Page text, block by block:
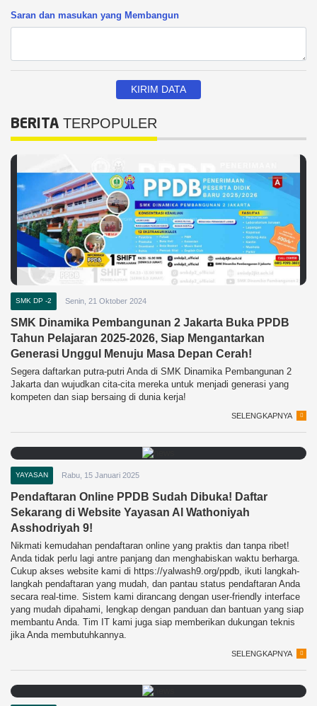
Saran dan masukan yang Membangun
BERITA TERPOPULER
SMK DP -2 Senin, 21 Oktober 2024
SMK Dinamika Pembangunan 2 Jakarta Buka PPDB
Tahun Pelajaran 2025-2026, Siap Mengantarkan
Generasi Unggul Menuju Masa Depan Cerah!
Segera daftarkan putra-putri Anda di SMK Dinamika Pembangunan 2
Jakarta dan wujudkan cita-cita mereka untuk menjadi generasi yang
kompeten dan siap bersaing di dunia kerja!
SELENGKAPNYA
YAYASAN Rabu, 15 Januari 2025
Pendaftaran Online PPDB Sudah Dibuka! Daftar
Sekarang di Website Yayasan Al Wathoniyah
Asshodriyah 9!
Nikmati kemudahan pendaftaran online yang praktis dan tanpa ribet!
Anda tidak perlu lagi antre panjang dan menghabiskan waktu berharga.
Cukup akses website kami di https://yalwash9.org/ppdb, ikuti langkah-
langkah pendaftaran yang mudah, dan pantau status pendaftaran Anda
secara real-time. Sistem kami dirancang dengan user-friendly interface
yang mudah dipahami, lengkap dengan panduan dan bantuan yang siap
membantu Anda. Tim IT kami juga siap memberikan dukungan teknis
jika Anda membutuhkannya.
SELENGKAPNYA